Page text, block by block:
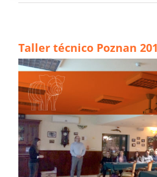
Taller técnico Poznan